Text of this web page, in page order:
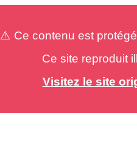
⚠️ Ce contenu est
Ce site reproduit
Visitez le site